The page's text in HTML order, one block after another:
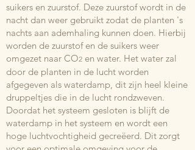
suikers en zuurstof. Deze zuurstof wordt in de
nacht dan weer gebruikt zodat de planten 's
nachts aan ademhaling kunnen doen. Hierbij
worden de zuurstof en de suikers weer
omgezet naar CO2 en water. Het water zal
door de planten in de lucht worden
afgegeven als waterdamp, dit zijn heel kleine
druppeltjes die in de lucht rondzweven.
Doordat het systeem gesloten is blijft de
waterdamp in het systeem en wordt een
hoge luchtvochtigheid gecreëerd. Dit zorgt